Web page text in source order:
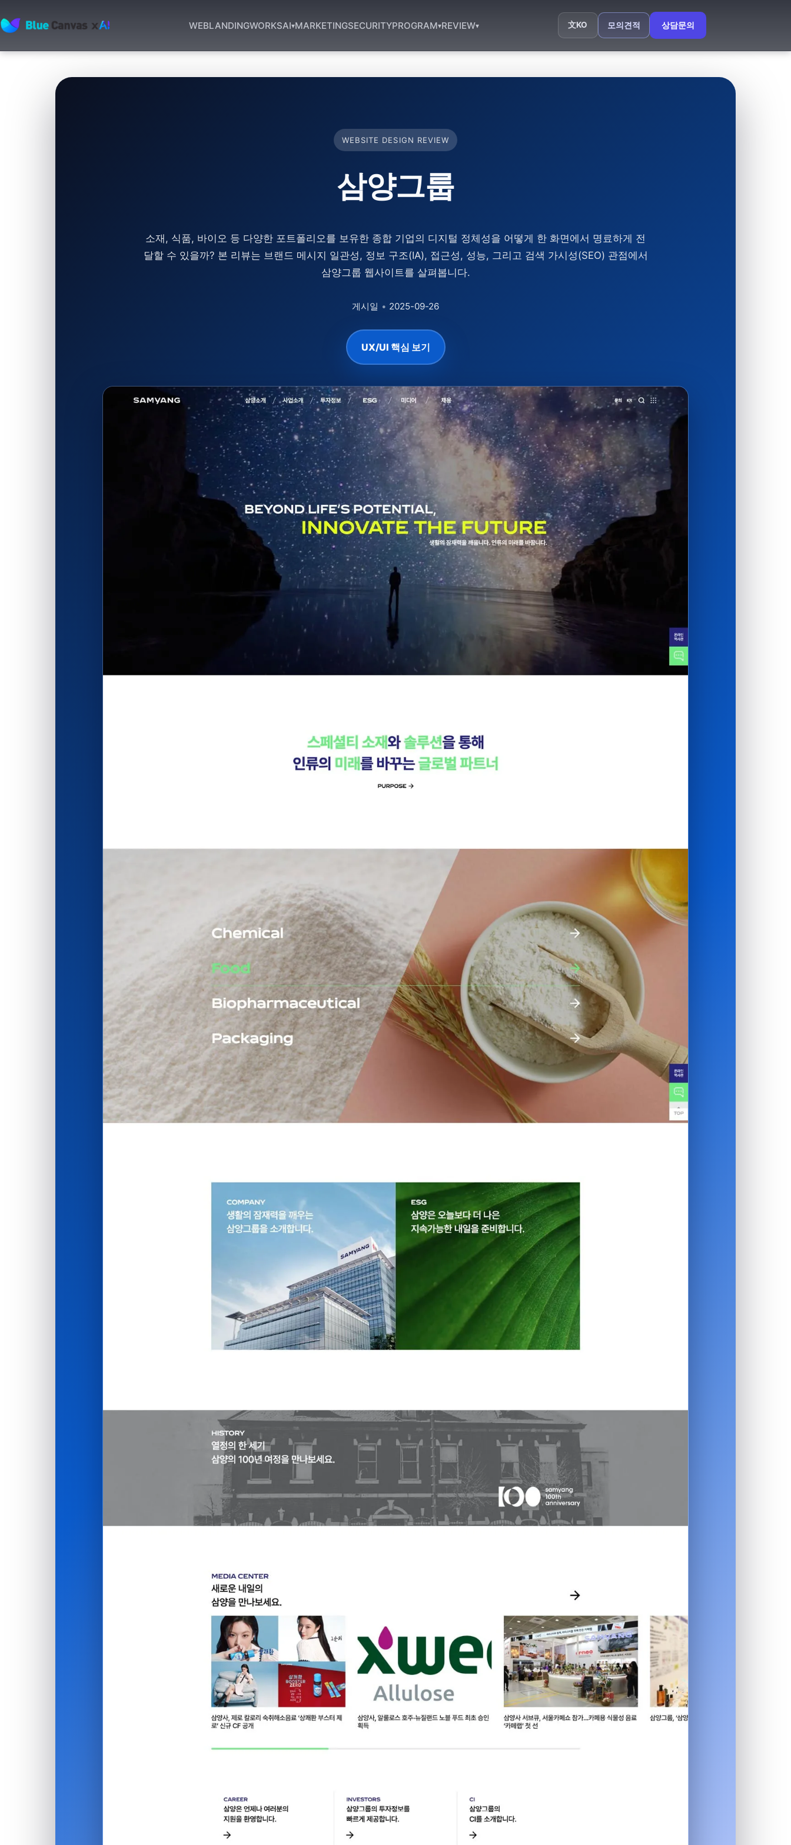
BLUECANVAS
WEBLANDINGWORKSAI▾MARKETINGSECURITYPROGRAM▾REVIEW▾ 文KO 모의견적 상담문의
WEBSITE DESIGN REVIEW
삼양그룹
소재, 식품, 바이오 등 다양한 포트폴리오를 보유한 종합 기업의 디지털 정체성을 어떻게 한 화면에서 명료하게 전
달할 수 있을까? 본 리뷰는 브랜드 메시지 일관성, 정보 구조(IA), 접근성, 성능, 그리고 검색 가시성(SEO) 관점에서
삼양그룹 웹사이트를 살펴봅니다.
게시일 • 2025-09-26
UX/UI 핵심 보기